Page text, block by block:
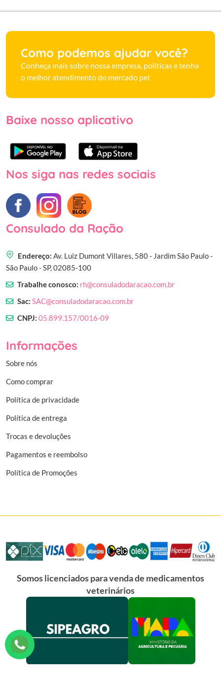
Como podemos ajudar você?
Conheça mais sobre nossa empresa, políticas e tenha
o melhor atendimento do mercado pet
Baixe nosso aplicativo
Nos siga nas redes sociais
Consulado da Ração
Endereço: Av. Luiz Dumont Villares, 580 - Jardim São Paulo -
São Paulo - SP, 02085-100
Trabalhe conosco: rh@consuladodaracao.com.br
Sac: SAC@consuladodaracao.com.br
CNPJ: 05.899.157/0016-09
Informações
Sobre nós
Como comprar
Política de privacidade
Política de entrega
Trocas e devoluções
Pagamentos e reembolso
Política de Promoções
Somos licenciados para venda de medicamentos
veterinários